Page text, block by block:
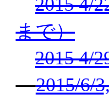
まで）
2015 4/
2015/6/